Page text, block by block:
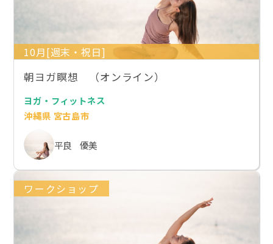
10月[週末・祝日]
朝ヨガ瞑想 （オンライン）
ヨガ・フィットネス
沖縄県 宮古島市
平良 優美
ワークショップ